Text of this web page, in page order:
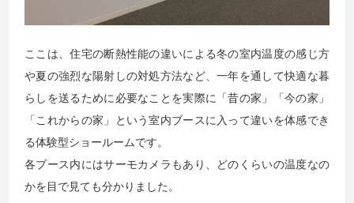
ここは、住宅の断熱性能の違いによる冬の室内温度の感じ方
や夏の強烈な陽射しの対処方法など、一年を通して快適な暮
らしを送るために必要なことを実際に「昔の家」「今の家」
「これからの家」という室内ブースに入って違いを体感でき
る体験型ショールームです。
各ブース内にはサーモカメラもあり、どのくらいの温度なの
かを目で見ても分かりました。